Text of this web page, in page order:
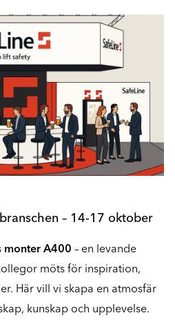
– 14-17 oktober
monter A400 – en levande
möts för inspiration,
Här vill vi skapa en atmosfär
kunskap och upplevelse.